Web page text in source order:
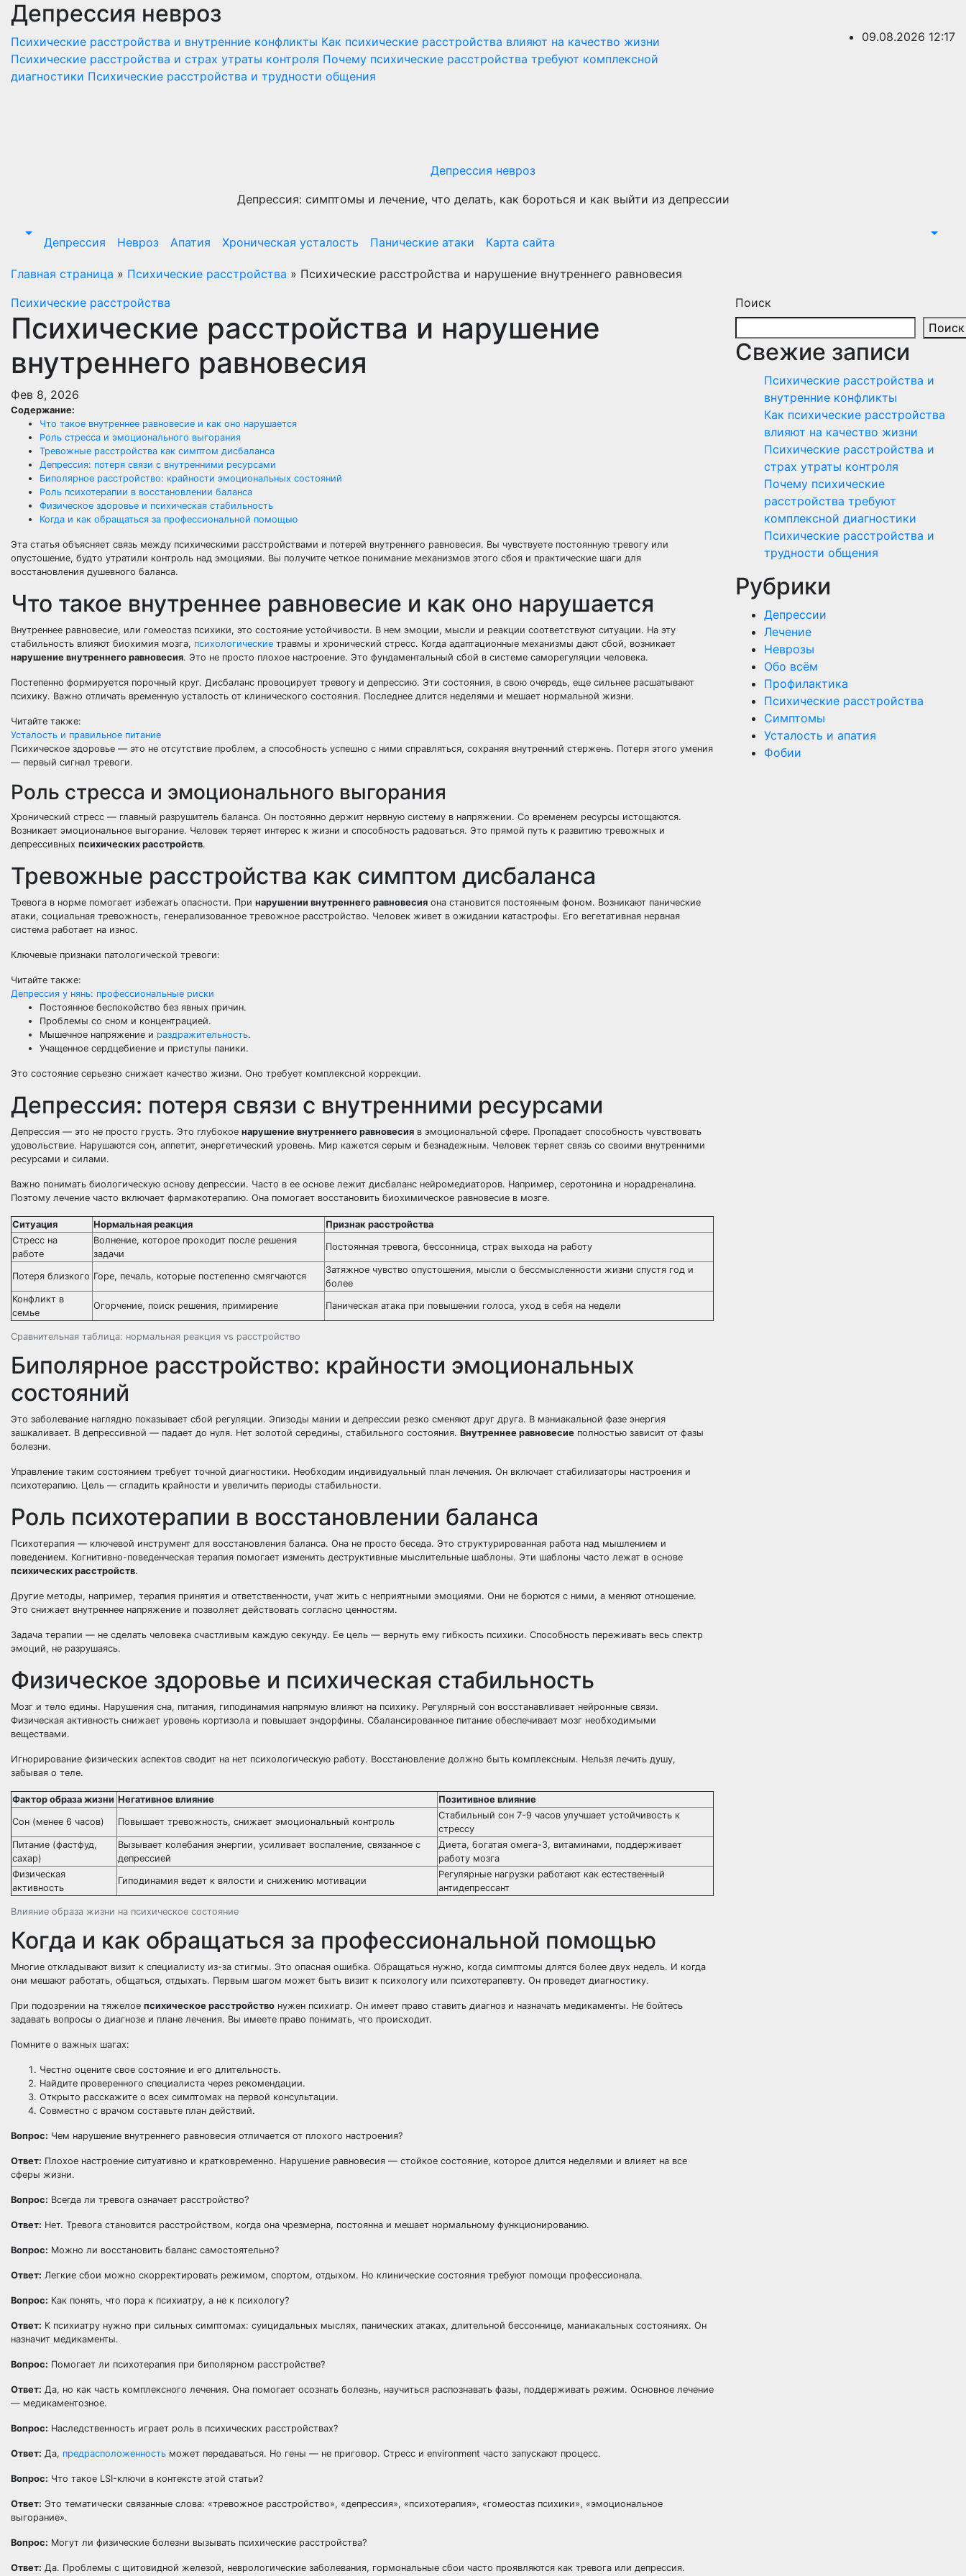
Перейти
содержимому
Депрессия невроз
Психические расстройства и внутренние конфликты Как психические расстройства влияют на качество жизни
Психические расстройства и страх утраты контроля Почему психические расстройства требуют комплексной
диагностики Психические расстройства и трудности общения
09.08.2026 12:17
Депрессия невроз
Депрессия: симптомы и лечение, что делать, как бороться и как выйти из депрессии
Депрессия Невроз Апатия Хроническая усталость Панические атаки Карта сайта
Главная страница » Психические расстройства » Психические расстройства и нарушение внутреннего равновесия
Психические расстройства
Психические расстройства и нарушение
внутреннего равновесия
Фев 8, 2026
Содержание:
Что такое внутреннее равновесие и как оно нарушается
Роль стресса и эмоционального выгорания
Тревожные расстройства как симптом дисбаланса
Депрессия: потеря связи с внутренними ресурсами
Биполярное расстройство: крайности эмоциональных состояний
Роль психотерапии в восстановлении баланса
Физическое здоровье и психическая стабильность
Когда и как обращаться за профессиональной помощью
Эта статья объясняет связь между психическими расстройствами и потерей внутреннего равновесия. Вы чувствуете постоянную тревогу или
опустошение, будто утратили контроль над эмоциями. Вы получите четкое понимание механизмов этого сбоя и практические шаги для
восстановления душевного баланса.
Что такое внутреннее равновесие и как оно нарушается
Внутреннее равновесие, или гомеостаз психики, это состояние устойчивости. В нем эмоции, мысли и реакции соответствуют ситуации. На эту
стабильность влияют биохимия мозга, психологические травмы и хронический стресс. Когда адаптационные механизмы дают сбой, возникает
нарушение внутреннего равновесия. Это не просто плохое настроение. Это фундаментальный сбой в системе саморегуляции человека.
Постепенно формируется порочный круг. Дисбаланс провоцирует тревогу и депрессию. Эти состояния, в свою очередь, еще сильнее расшатывают
психику. Важно отличать временную усталость от клинического состояния. Последнее длится неделями и мешает нормальной жизни.
Читайте также:
Усталость и правильное питание
Психическое здоровье — это не отсутствие проблем, а способность успешно с ними справляться, сохраняя внутренний стержень. Потеря этого умения
— первый сигнал тревоги.
Роль стресса и эмоционального выгорания
Хронический стресс — главный разрушитель баланса. Он постоянно держит нервную систему в напряжении. Со временем ресурсы истощаются.
Возникает эмоциональное выгорание. Человек теряет интерес к жизни и способность радоваться. Это прямой путь к развитию тревожных и
депрессивных психических расстройств.
Тревожные расстройства как симптом дисбаланса
Тревога в норме помогает избежать опасности. При нарушении внутреннего равновесия она становится постоянным фоном. Возникают панические
атаки, социальная тревожность, генерализованное тревожное расстройство. Человек живет в ожидании катастрофы. Его вегетативная нервная
система работает на износ.
Ключевые признаки патологической тревоги:
Читайте также:
Депрессия у нянь: профессиональные риски
Постоянное беспокойство без явных причин.
Проблемы со сном и концентрацией.
Мышечное напряжение и раздражительность.
Учащенное сердцебиение и приступы паники.
Это состояние серьезно снижает качество жизни. Оно требует комплексной коррекции.
Депрессия: потеря связи с внутренними ресурсами
Депрессия — это не просто грусть. Это глубокое нарушение внутреннего равновесия в эмоциональной сфере. Пропадает способность чувствовать
удовольствие. Нарушаются сон, аппетит, энергетический уровень. Мир кажется серым и безнадежным. Человек теряет связь со своими внутренними
ресурсами и силами.
Важно понимать биологическую основу депрессии. Часто в ее основе лежит дисбаланс нейромедиаторов. Например, серотонина и норадреналина.
Поэтому лечение часто включает фармакотерапию. Она помогает восстановить биохимическое равновесие в мозге.
Сравнительная таблица: нормальная реакция vs расстройство
Ситуация Нормальная реакция
Признак расстройства
Стресс на
работе
Волнение, которое проходит после решения
задачи
Постоянная тревога, бессонница, страх выхода на работу
Потеря близкого Горе, печаль, которые постепенно смягчаются
Затяжное чувство опустошения, мысли о бессмысленности жизни спустя год и
более
Конфликт в
семье
Огорчение, поиск решения, примирение Паническая атака при повышении голоса, уход в себя на недели
Биполярное расстройство: крайности эмоциональных
состояний
Это заболевание наглядно показывает сбой регуляции. Эпизоды мании и депрессии резко сменяют друг друга. В маниакальной фазе энергия
зашкаливает. В депрессивной — падает до нуля. Нет золотой середины, стабильного состояния. Внутреннее равновесие полностью зависит от фазы
болезни.
Управление таким состоянием требует точной диагностики. Необходим индивидуальный план лечения. Он включает стабилизаторы настроения и
психотерапию. Цель — сгладить крайности и увеличить периоды стабильности.
Роль психотерапии в восстановлении баланса
Психотерапия — ключевой инструмент для восстановления баланса. Она не просто беседа. Это структурированная работа над мышлением и
поведением. Когнитивно-поведенческая терапия помогает изменить деструктивные мыслительные шаблоны. Эти шаблоны часто лежат в основе
психических расстройств.
Другие методы, например, терапия принятия и ответственности, учат жить с неприятными эмоциями. Они не борются с ними, а меняют отношение.
Это снижает внутреннее напряжение и позволяет действовать согласно ценностям.
Задача терапии — не сделать человека счастливым каждую секунду. Ее цель — вернуть ему гибкость психики. Способность переживать весь спектр
эмоций, не разрушаясь.
Физическое здоровье и психическая стабильность
Мозг и тело едины. Нарушения сна, питания, гиподинамия напрямую влияют на психику. Регулярный сон восстанавливает нейронные связи.
Физическая активность снижает уровень кортизола и повышает эндорфины. Сбалансированное питание обеспечивает мозг необходимыми
веществами.
Игнорирование физических аспектов сводит на нет психологическую работу. Восстановление должно быть комплексным. Нельзя лечить душу,
забывая о теле.
Влияние образа жизни на психическое состояние
Фактор образа жизни Негативное влияние Позитивное влияние
Сон (менее 6 часов) Повышает тревожность, снижает эмоциональный контроль
Стабильный сон 7-9 часов улучшает устойчивость к
стрессу
Питание (фастфуд,
сахар)
Вызывает колебания энергии, усиливает воспаление, связанное с
депрессией
Диета, богатая омега-3, витаминами, поддерживает
работу мозга
Физическая
активность
Гиподинамия ведет к вялости и снижению мотивации
Регулярные нагрузки работают как естественный
антидепрессант
Когда и как обращаться за профессиональной помощью
Многие откладывают визит к специалисту из-за стигмы. Это опасная ошибка. Обращаться нужно, когда симптомы длятся более двух недель. И когда
они мешают работать, общаться, отдыхать. Первым шагом может быть визит к психологу или психотерапевту. Он проведет диагностику.
При подозрении на тяжелое психическое расстройство нужен психиатр. Он имеет право ставить диагноз и назначать медикаменты. Не бойтесь
задавать вопросы о диагнозе и плане лечения. Вы имеете право понимать, что происходит.
Помните о важных шагах:
Честно оцените свое состояние и его длительность.
Найдите проверенного специалиста через рекомендации.
Открыто расскажите о всех симптомах на первой консультации.
Совместно с врачом составьте план действий.
Вопрос: Чем нарушение внутреннего равновесия отличается от плохого настроения?
Ответ: Плохое настроение ситуативно и кратковременно. Нарушение равновесия — стойкое состояние, которое длится неделями и влияет на все
сферы жизни.
Вопрос: Всегда ли тревога означает расстройство?
Ответ: Нет. Тревога становится расстройством, когда она чрезмерна, постоянна и мешает нормальному функционированию.
Вопрос: Можно ли восстановить баланс самостоятельно?
Ответ: Легкие сбои можно скорректировать режимом, спортом, отдыхом. Но клинические состояния требуют помощи профессионала.
Вопрос: Как понять, что пора к психиатру, а не к психологу?
Ответ: К психиатру нужно при сильных симптомах: суицидальных мыслях, панических атаках, длительной бессоннице, маниакальных состояниях. Он
назначит медикаменты.
Вопрос: Помогает ли психотерапия при биполярном расстройстве?
Ответ: Да, но как часть комплексного лечения. Она помогает осознать болезнь, научиться распознавать фазы, поддерживать режим. Основное лечение
— медикаментозное.
Вопрос: Наследственность играет роль в психических расстройствах?
Ответ: Да, предрасположенность может передаваться. Но гены — не приговор. Стресс и environment часто запускают процесс.
Вопрос: Что такое LSI-ключи в контексте этой статьи?
Ответ: Это тематически связанные слова: «тревожное расстройство», «депрессия», «психотерапия», «гомеостаз психики», «эмоциональное
выгорание».
Вопрос: Могут ли физические болезни вызывать психические расстройства?
Ответ: Да. Проблемы с щитовидной железой, неврологические заболевания, гормональные сбои часто проявляются как тревога или депрессия.
Поиск
Поиск
Свежие записи
Психические расстройства и
внутренние конфликты
Как психические расстройства
влияют на качество жизни
Психические расстройства и
страх утраты контроля
Почему психические
расстройства требуют
комплексной диагностики
Психические расстройства и
трудности общения
Рубрики
Депрессии
Лечение
Неврозы
Обо всём
Профилактика
Психические расстройства
Симптомы
Усталость и апатия
Фобии